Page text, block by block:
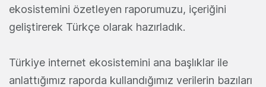
ekosistemini özetleyen raporumuzu, içeriğini
geliştirerek Türkçe olarak hazırladık.
Türkiye internet ekosistemini ana başlıklar ile
anlattığımız raporda kullandığımız verilerin bazıları